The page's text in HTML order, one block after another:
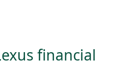
financial